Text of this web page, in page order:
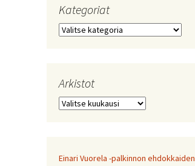
Kategoriat
Kategoriat
Arkistot
Arkistot
Einari Vuorela -palkinnon ehdokkaiden